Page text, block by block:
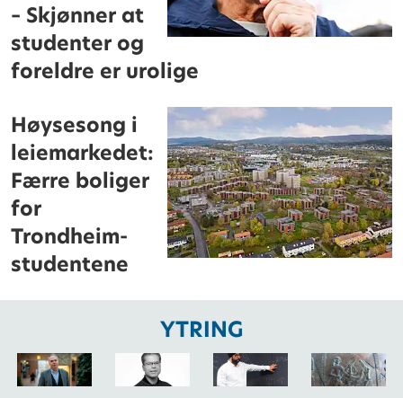
– Skjønner at
studenter og
foreldre er urolige
Høysesong i
leiemarkedet:
Færre boliger
for
Trondheim-
studentene
YTRING